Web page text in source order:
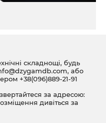
складнощі, будь
, або
+38(096)889-21-91
за адресою:
дивіться за